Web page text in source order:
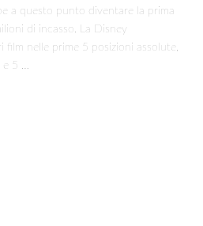
a questo punto diventare la prima
di incasso. La Disney
film nelle prime 5 posizioni assolute,
e 5 …